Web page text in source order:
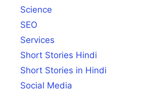
Science
SEO
Services
Short Stories Hindi
Short Stories in Hindi
Social Media